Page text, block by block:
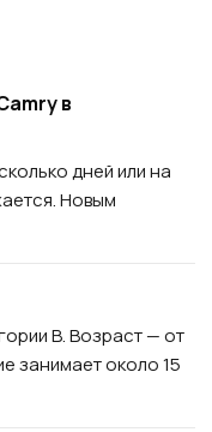
в
дней или на
Новым
B. Возраст — от
занимает около 15